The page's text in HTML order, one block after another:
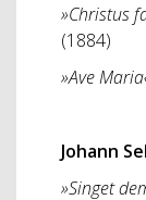
»Christus
(1884)
»Ave
Johann
»Singet